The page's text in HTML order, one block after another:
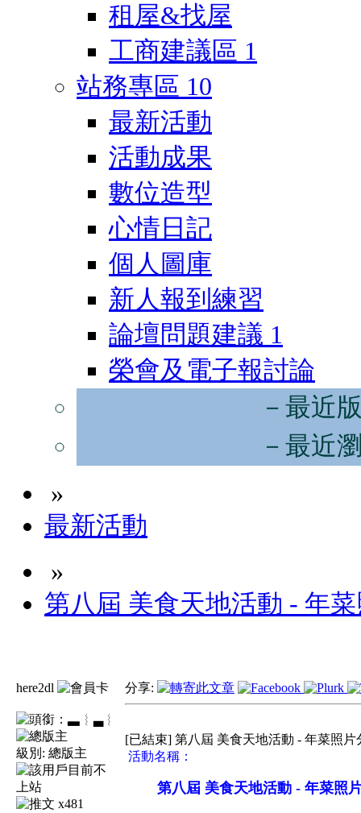
租屋&找屋
工商建議區 1
站務專區 10
最新活動
活動成果
數位造型
心情日記
個人圖庫
新人報到練習
論壇問題建議 1
榮會及電子報討論
－最近
－最近
»
最新活動
»
第八屆 美食天地活動 - 年
here2dl
▃︴
級別: 總版主
x481
分享:
[已結束] 第八屆 美食天地活動 - 年菜照
活動名稱：
第八屆 美食天地活動 - 年菜照